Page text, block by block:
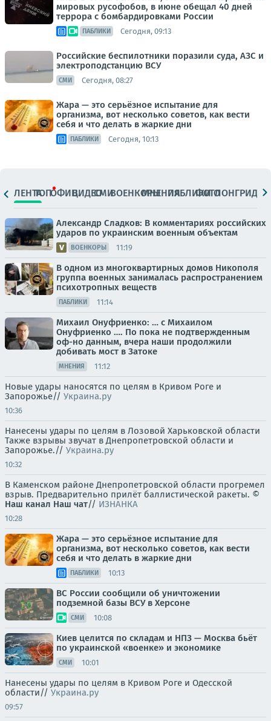
мировых русофобов, в июне обещал 40 дней
террора с бомбардировками России
ПАБЛИКИ Сегодня, 09:13
Российские беспилотники поразили суда, АЗС и
электроподстанцию ВСУ
СМИ Сегодня, 08:27
Жара — это серьёзное испытание для
организма, вот несколько советов, как вести
себя и что делать в жаркие дни
ПАБЛИКИ Сегодня, 10:13
ЛЕНТАТОПОФИЦ.ВИДЕОСМИВОЕНКОРЫМНЕНИЯПАБЛИКИ
ФОТОЛОНГРИДЫ
Александр Сладков: В комментариях российских
ударов по украинским военным объектам
ВОЕНКОРЫ 11:19
В одном из многоквартирных домов Никополя
группа военных занималась распространением
психотропных веществ
ПАБЛИКИ 11:14
Михаил Онуфриенко: … с Михаилом
Онуфриенко …. По пока не подтвержденным
оф-но данным, вчера наши продолжили
добивать мост в Затоке
МНЕНИЯ 11:12
Новые удары наносятся по целям в Кривом Роге и
Запорожье// Украина.ру
10:36
Нанесены удары по целям в Лозовой Харьковской области
Также взрывы звучат в Днепропетровской области и
Запорожье.// Украина.ру
10:32
В Каменском районе Днепропетровской области прогремел
взрыв. Предварительно прилёт баллистической ракеты. ©
Наш канал Наш чат// ИЗНАНКА
10:28
Жара — это серьёзное испытание для
организма, вот несколько советов, как вести
себя и что делать в жаркие дни
ПАБЛИКИ 10:13
ВС России сообщили об уничтожении
подземной базы ВСУ в Херсоне
СМИ 10:08
Киев целится по складам и НПЗ — Москва бьёт
по украинской «военке» и экономике
СМИ 10:01
Нанесены удары по целям в Кривом Роге и Одесской
области// Украина.ру
09:57